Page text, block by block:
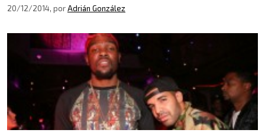
20/12/2014, porAdrián González